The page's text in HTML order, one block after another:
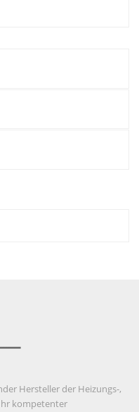
Hersteller der Heizungs-,
kompetenter